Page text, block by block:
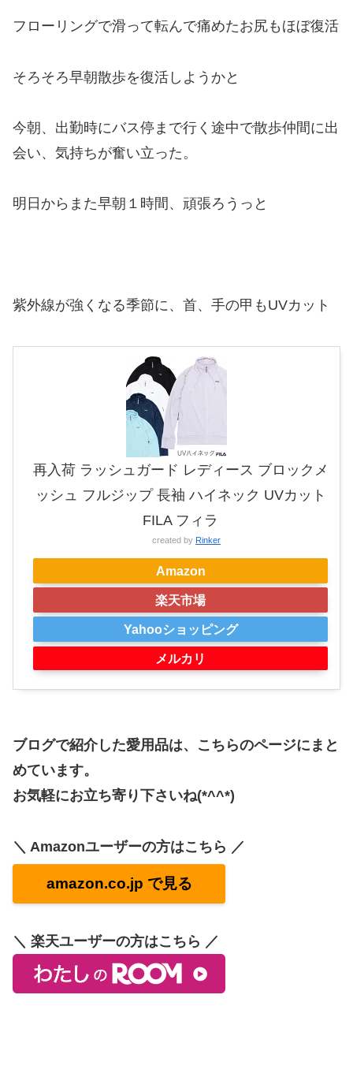
フローリングで滑って転んで痛めたお尻もほぼ復活
そろそろ早朝散歩を復活しようかと
今朝、出勤時にバス停まで行く途中で散歩仲間に出
会い、気持ちが奮い立った。
明日からまた早朝１時間、頑張ろうっと
紫外線が強くなる季節に、首、手の甲もUVカット
再入荷 ラッシュガード レディース ブロックメ
ッシュ フルジップ 長袖 ハイネック UVカット
FILA フィラ
created by Rinker
Amazon
楽天市場
Yahooショッピング
メルカリ
ブログで紹介した愛用品は、こちらのページにまと
めています。
お気軽にお立ち寄り下さいね(*^^*)
＼ Amazonユーザーの方はこちら ／
amazon.co.jp で見る
＼ 楽天ユーザーの方はこちら ／